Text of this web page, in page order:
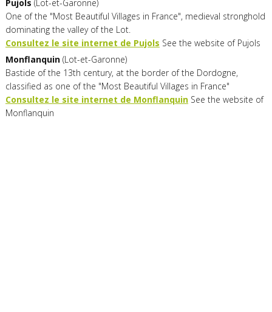
Pujols (Lot-et-Garonne)
One of the "Most Beautiful Villages in France", medieval stronghold
dominating the valley of the Lot.
Consultez le site internet de Pujols See the website of Pujols
Monflanquin(Lot-et-Garonne)
Bastide of the 13th century, at the border of the Dordogne,
classified as one of the "Most Beautiful Villages in France"
Consultez le site internet de MonflanquinSee the website of
Monflanquin